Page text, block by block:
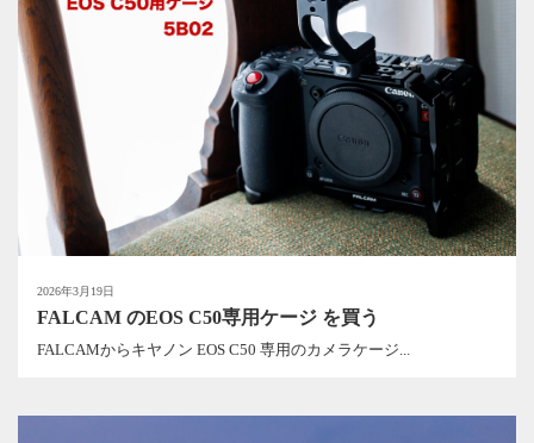
2026年3月19日
FALCAM のEOS C50専用ケージ を買う
FALCAMからキヤノン EOS C50 専用のカメラケージ...